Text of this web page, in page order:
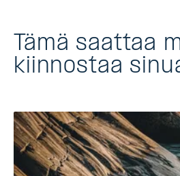
Tämä saattaa
kiinnostaa